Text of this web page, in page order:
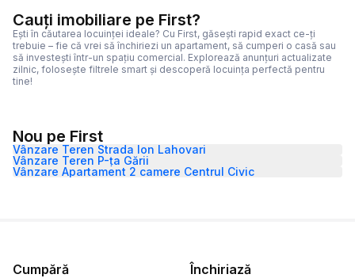
Cauți imobiliare pe First?
Ești în căutarea locuinței ideale? Cu First, găsești rapid exact ce-ți
trebuie – fie că vrei să închiriezi un apartament, să cumperi o casă sau
să investești într-un spațiu comercial. Explorează anunțuri actualizate
zilnic, folosește filtrele smart și descoperă locuința perfectă pentru
tine!
Nou pe First
Vânzare Teren Strada Ion Lahovari
Vânzare Teren P-ța Gării
Vânzare Apartament 2 camere Centrul Civic
Cumpără Închiriază